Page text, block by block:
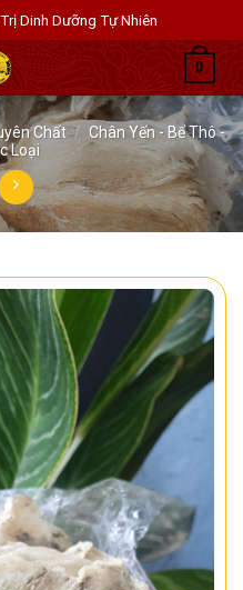
Dinh Dưỡng Tự Nhiên
0
Chất / Chân Yến - Bể Thô -
Loại